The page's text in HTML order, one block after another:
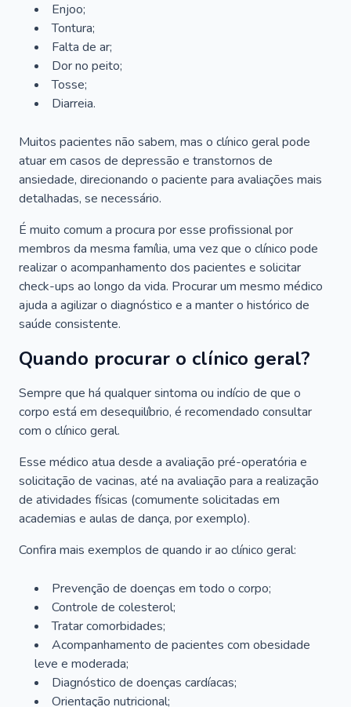
Enjoo;
Tontura;
Falta de ar;
Dor no peito;
Tosse;
Diarreia.
Muitos pacientes não sabem, mas o clínico geral pode
atuar em casos de depressão e transtornos de
ansiedade, direcionando o paciente para avaliações mais
detalhadas, se necessário.
É muito comum a procura por esse profissional por
membros da mesma família, uma vez que o clínico pode
realizar o acompanhamento dos pacientes e solicitar
check-ups ao longo da vida. Procurar um mesmo médico
ajuda a agilizar o diagnóstico e a manter o histórico de
saúde consistente.
Quando procurar o clínico geral?
Sempre que há qualquer sintoma ou indício de que o
corpo está em desequilíbrio, é recomendado consultar
com o clínico geral.
Esse médico atua desde a avaliação pré-operatória e
solicitação de vacinas, até na avaliação para a realização
de atividades físicas (comumente solicitadas em
academias e aulas de dança, por exemplo).
Confira mais exemplos de quando ir ao clínico geral:
Prevenção de doenças em todo o corpo;
Controle de colesterol;
Tratar comorbidades;
Acompanhamento de pacientes com obesidade
leve e moderada;
Diagnóstico de doenças cardíacas;
Orientação nutricional;